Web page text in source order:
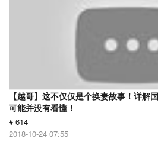
【越哥】这不仅仅是个换妻故事！详解
可能并没有看懂！
# 614
2018-10-24 07:55